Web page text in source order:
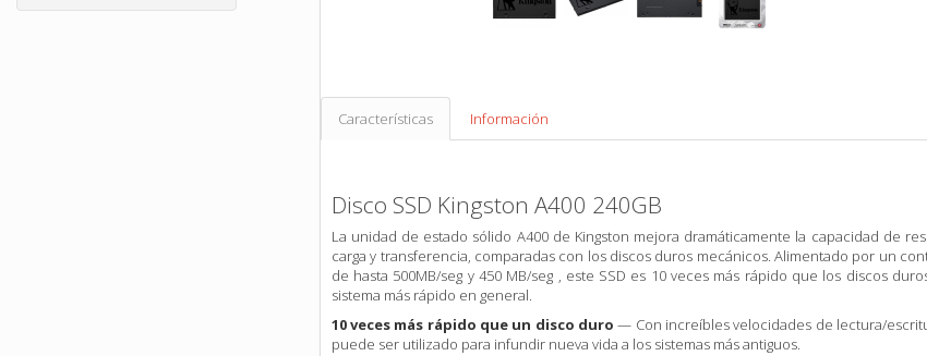
Características Información
Disco SSD Kingston A400 240GB
La unidad de estado sólido A400 de Kingston mejora dramáticamente la capacidad de
carga y transferencia, comparadas con los discos duros mecánicos. Alimentado por un
de hasta 500MB/seg y 450 MB/seg , este SSD es 10 veces más rápido que los discos
sistema más rápido en general.
10 veces más rápido que un disco duro — Con increíblesvelocidades de lectura/
puede ser utilizado para infundir nueva vida a los sistemas más antiguos.